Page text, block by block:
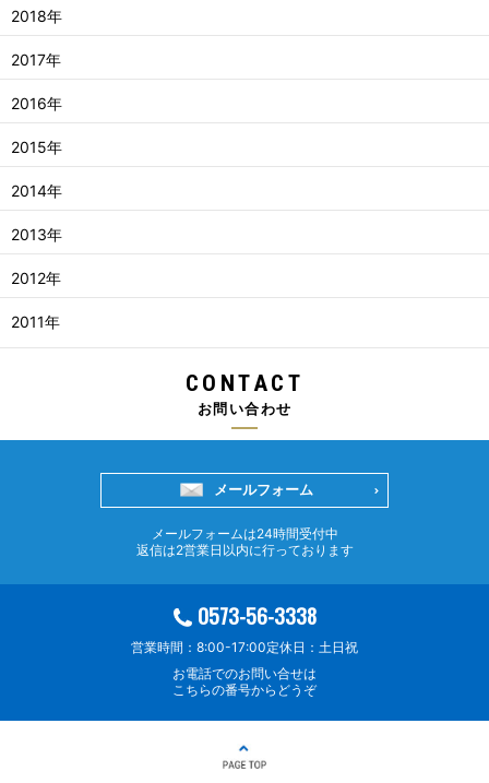
2018年
2017年
2016年
2015年
2014年
2013年
2012年
2011年
CONTACT
お問い合わせ
メールフォーム
メールフォームは24時間受付中
返信は2営業日以内に行っております
0573-56-3338
営業時間：8:00-17:00定休日：土日祝
お電話でのお問い合せは
こちらの番号からどうぞ